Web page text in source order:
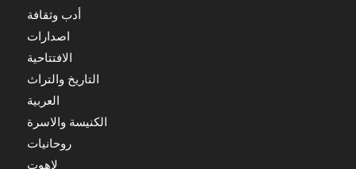
أدب وثقافة
اصدارات
الافتتاحية
التاريخ والتراث
العربية
الكنيسة والاسرة
روحانيات
لاهوت